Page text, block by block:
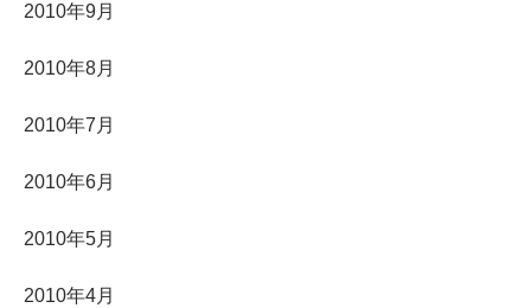
2010年9月
2010年8月
2010年7月
2010年6月
2010年5月
2010年4月